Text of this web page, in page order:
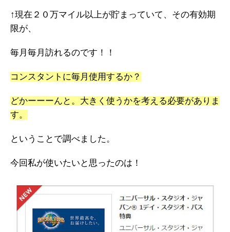
↑現在２０万マイル以上が貯まっていて、その有効期
限が、
毎月毎月訪れるのです！！
コンスタントに毎月使用するか？
どかーーーんと。大きく使うかを考える必要がありま
す。
ということで調べました。
今回私が使いたいと思ったのは！